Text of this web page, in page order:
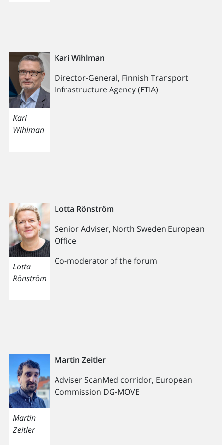
Kari
Wihlman
Kari Wihlman
Director-General, Finnish Transport
Infrastructure Agency (FTIA)
Lotta
Rönström
Lotta Rönström
Senior Adviser, North Sweden European
Office
Co-moderator of the forum
Martin
Zeitler
Martin Zeitler
Adviser ScanMed corridor, European
Commission DG-MOVE